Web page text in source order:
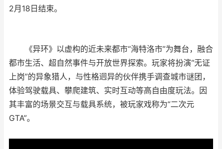
2月18日结束。
《异环》以虚构的近未来都市“海特洛市”为舞台，融合
都市生活、超自然事件与开放世界探索。玩家将扮演“无证
上岗”的异象猎人，与性格迥异的伙伴携手调查城市谜团，
体验驾驶载具、攀爬建筑、实时互动等高自由度玩法。因
其丰富的场景交互与载具系统，被玩家戏称为“二次元
GTA”。